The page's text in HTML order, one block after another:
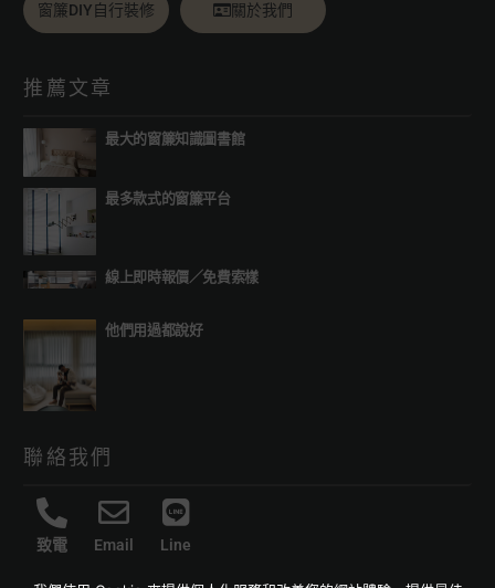
窗簾DIY自行裝修 關於我們
推薦文章
最大的窗簾知識圖書館
最多款式的窗簾平台
線上即時報價／免費索樣
他們用過都說好
聯絡我們
致電 Email Line